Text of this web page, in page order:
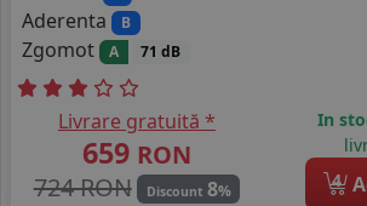
Aderenta B
Zgomot A 71 dB
Livrare gratuită *
659 RON
724 RON
Discount 8%
In
4